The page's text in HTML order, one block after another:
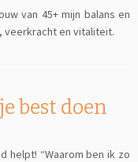
van 45+ mijn balans en
veerkracht en vitaliteit.
best doen
helpt! “Waarom ben ik zo